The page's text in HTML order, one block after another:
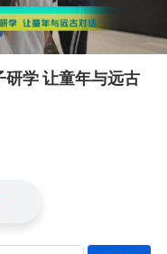
学 让童年与远古